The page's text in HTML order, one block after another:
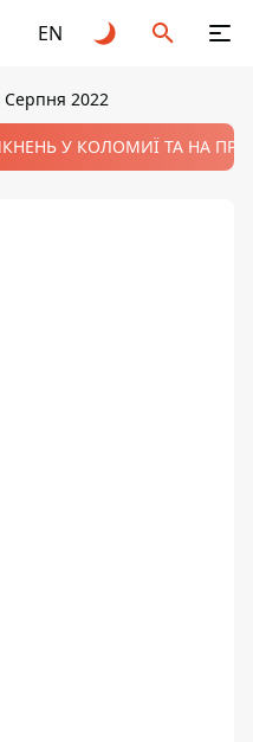
EN
Серпня 2022
У КОЛОМИЇ ТА НА